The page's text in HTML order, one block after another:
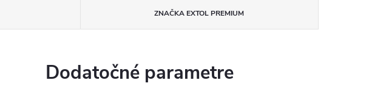
ZNAČKA EXTOL PREMIUM
Dodatočné parametre